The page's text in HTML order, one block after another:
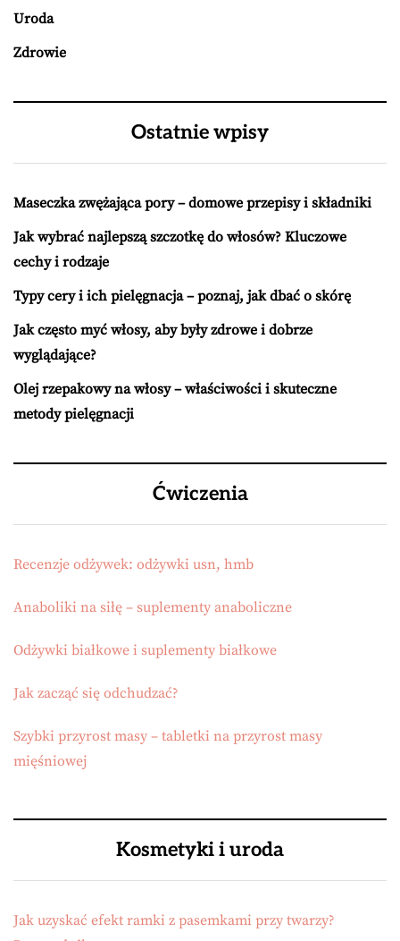
Uroda
Zdrowie
Ostatnie wpisy
Maseczka zwężająca pory – domowe przepisy i składniki
Jak wybrać najlepszą szczotkę do włosów? Kluczowe
cechy i rodzaje
Typy cery i ich pielęgnacja – poznaj, jak dbać o skórę
Jak często myć włosy, aby były zdrowe i dobrze
wyglądające?
Olej rzepakowy na włosy – właściwości i skuteczne
metody pielęgnacji
Ćwiczenia
Recenzje odżywek: odżywki usn, hmb
Anaboliki na siłę – suplementy anaboliczne
Odżywki białkowe i suplementy białkowe
Jak zacząć się odchudzać?
Szybki przyrost masy – tabletki na przyrost masy
mięśniowej
Kosmetyki i uroda
Jak uzyskać efekt ramki z pasemkami przy twarzy?